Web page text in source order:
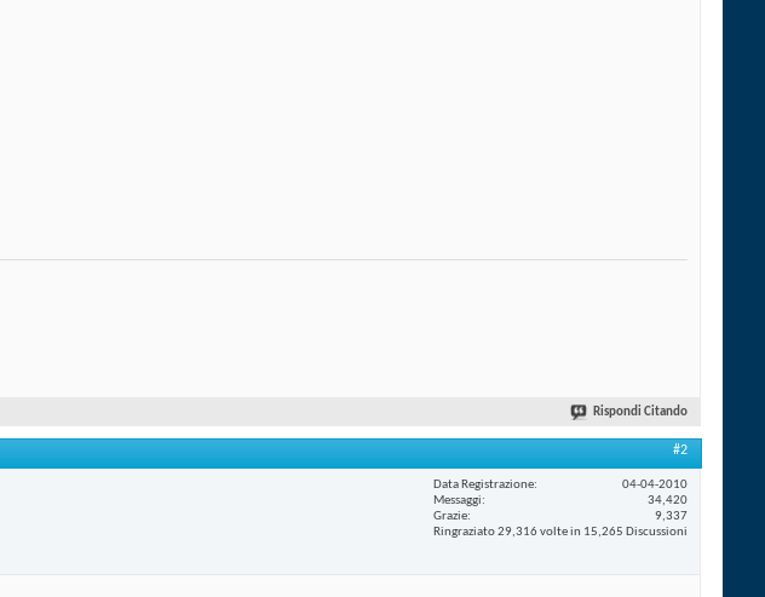
Rispondi Citando
#2
Data Registrazione
04-04-2010
Messaggi
34,420
Grazie
9,337
Ringraziato 29,316 volte in 15,265 Discussioni